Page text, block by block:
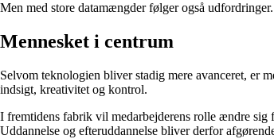
Men med store datamængder følger også
Mennesket i centrum
Selvom teknologien bliver stadig mere avanceret, er
indsigt, kreativitet og kontrol.
I fremtidens fabrik vil medarbejderens rolle ændre sig
Uddannelse og efteruddannelse bliver derfor